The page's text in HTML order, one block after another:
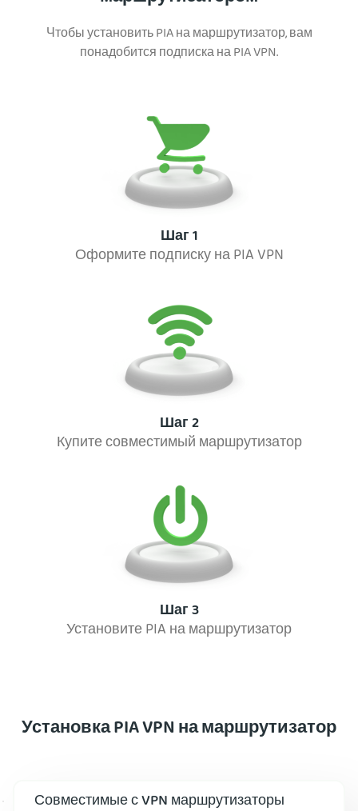
Чтобы установить PIA на маршрутизатор, вам
понадобится подписка на PIA VPN.
Шаг 1
Оформите подписку на PIA VPN
Шаг 2
Купите совместимый маршрутизатор
Шаг 3
Установите PIA на маршрутизатор
Установка PIA VPN на маршрутизатор
Совместимые с VPN маршрутизаторы